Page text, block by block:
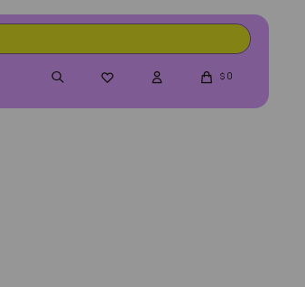
 $ 0